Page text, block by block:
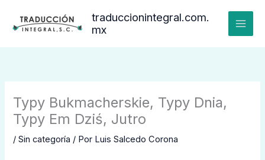
contenido
traduccionintegral.com.
mx
Typy Bukmacherskie, Typy Dnia,
Typy Em Dziś, Jutro
/Sin categoría / Por Luis Salcedo Corona